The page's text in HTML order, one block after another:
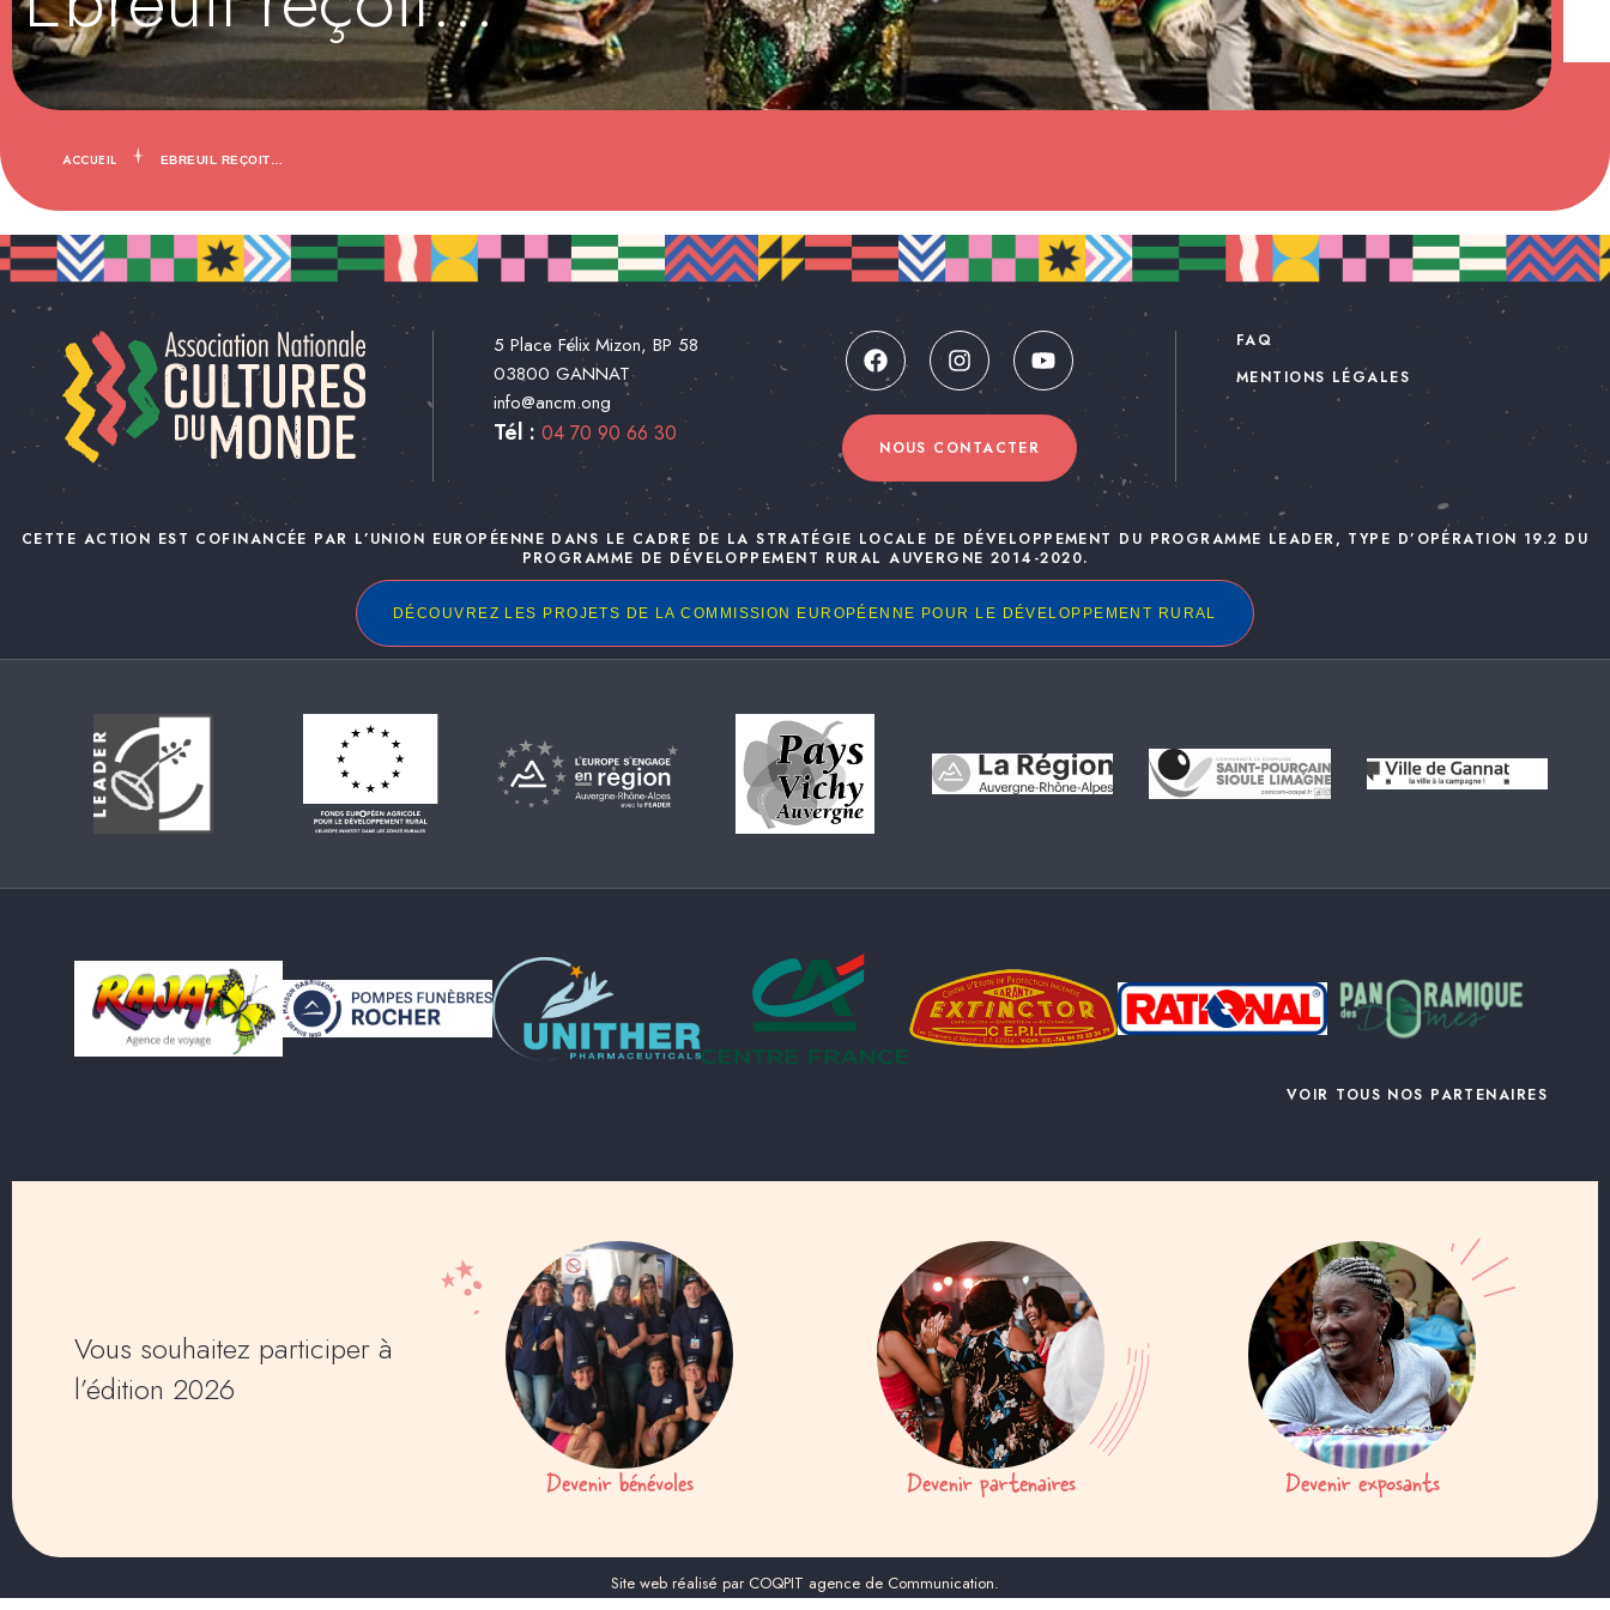
ACCUEIL EBREUIL REÇOIT…
5 Place Félix Mizon, BP 58
03800 GANNAT
info@ancm.ong
Tél : 04 70 90 66 30
NOUS CONTACTER
FAQ
MENTIONS LÉGALES
CETTE ACTION EST COFINANCÉE PAR L’UNION EUROPÉENNE DANS LE CADRE DE LA STRATÉGIE LOCALE DE DÉVELOPPEMENT DU PROGRAMME LEADER, TYPE D’OPÉRATION 19.2 DU
PROGRAMME DE DÉVELOPPEMENT RURAL AUVERGNE 2014-2020.
DÉCOUVREZ LES PROJETS DE LA COMMISSION EUROPÉENNE POUR LE DÉVELOPPEMENT RURAL
VOIR TOUS NOS PARTENAIRES
Vous souhaitez participer à
l’édition 2026
Devenir bénévoles Devenir partenaires Devenir exposants
Site web réalisé par COQPIT agence de Communication.